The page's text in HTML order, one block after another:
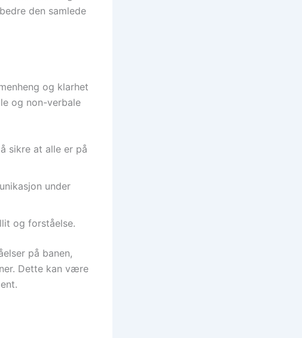
den samlede
og klarhet
og non-verbale
sikre at alle er på
under
og forståelse.
på banen,
Dette kan være